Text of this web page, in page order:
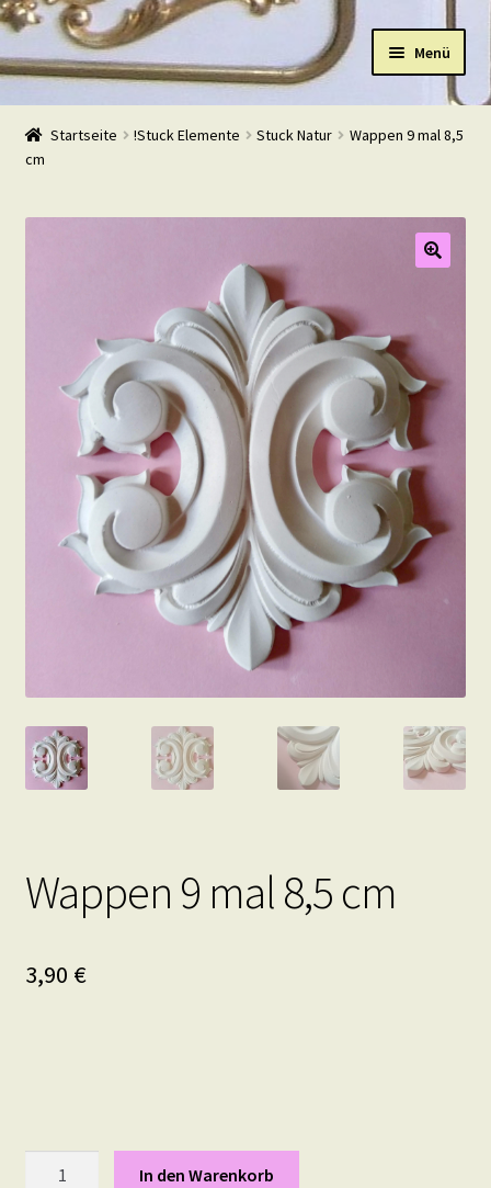
Navigation
Zum
Inhalt
Menü
Start
Shop
Warenkorb
Beispiele
Kontakt
Startseite !Stuck Elemente Stuck Natur
Wappen 9 mal 8,5
cm
Wappen 9 mal 8,5 cm
3,90 €
In den Warenkorb